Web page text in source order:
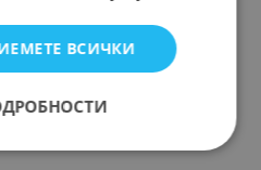
акрил
ВСИЧКИ